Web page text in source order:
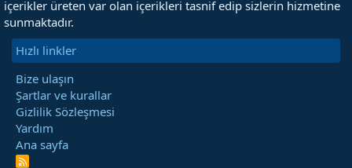
içerikler üreten var olan içerikleri tasnif edip sizlerin hizmetine
sunmaktadır.
Hızlı linkler
Bize ulaşın
Şartlar ve kurallar
Gizlilik Sözleşmesi
Yardım
Ana sayfa
R